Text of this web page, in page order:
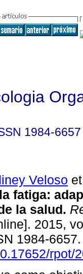
1984-6657
Veloso
fatiga:
la salud.
2015,
1984-
rpot/